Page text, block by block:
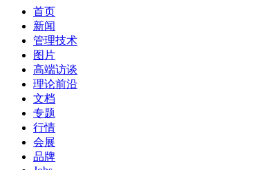
首页
新闻
管理技术
图片
高端访谈
理论前沿
文档
专题
行情
会展
品牌